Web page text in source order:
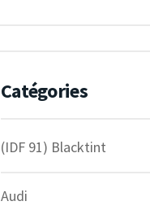
Catégories
(IDF 91) Blacktint
Audi